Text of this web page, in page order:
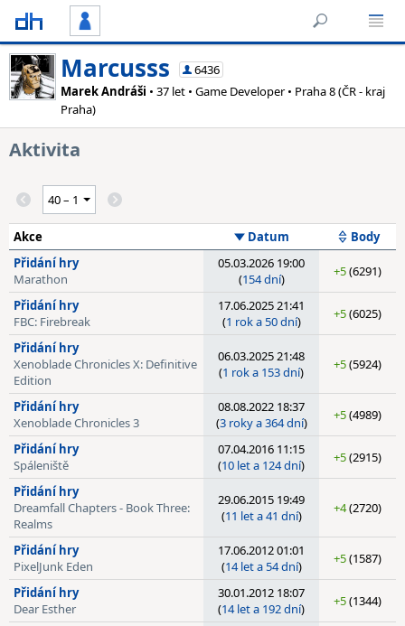
Marcusss
6436
Marek Andráši • 37 let • Game Developer • Praha 8 (ČR - kraj
Praha)
Aktivita
Akce Datum
Body
Přidání hry
Marathon
05.03.2026 19:00
(154 dní) +5(6291)
Přidání hry
FBC: Firebreak
17.06.2025 21:41
(1 rok a 50 dní) +5(6025)
Přidání hry
Xenoblade Chronicles X: Definitive
Edition
06.03.2025 21:48
(1 rok a 153 dní) +5(5924)
Přidání hry
Xenoblade Chronicles 3
08.08.2022 18:37
(3 roky a 364 dní) +5(4989)
Přidání hry
Spáleniště
07.04.2016 11:15
(10 let a 124 dní) +5(2915)
Přidání hry
Dreamfall Chapters - Book Three:
Realms
29.06.2015 19:49
(11 let a 41 dní) +4(2720)
Přidání hry
PixelJunk Eden
17.06.2012 01:01
(14 let a 54 dní) +5(1587)
Přidání hry
Dear Esther
30.01.2012 18:07
(14 let a 192 dní) +5(1344)